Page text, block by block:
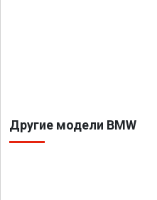
Другие модели BMW